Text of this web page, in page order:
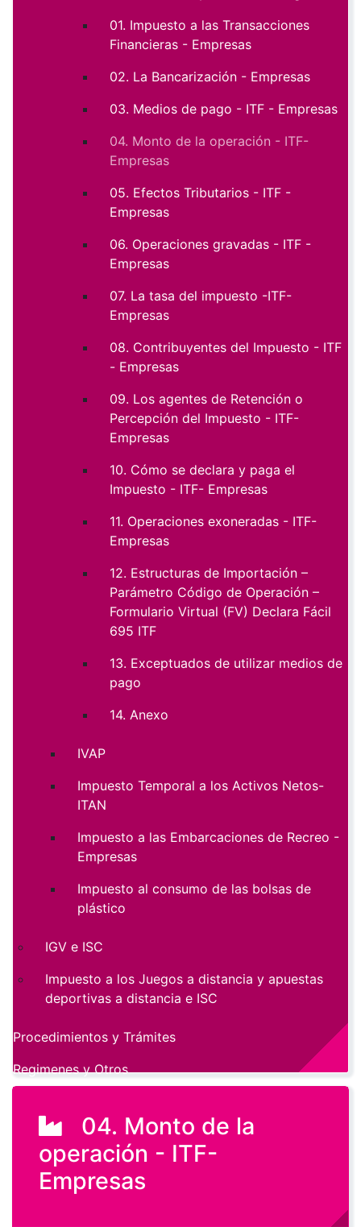
04. Monto de la
operación - ITF-
Empresas
01. Impuesto a las Transacciones
Financieras - Empresas
02. La Bancarización - Empresas
03. Medios de pago - ITF - Empresas
04. Monto de la operación - ITF-
Empresas
05. Efectos Tributarios - ITF -
Empresas
06. Operaciones gravadas - ITF -
Empresas
07. La tasa del impuesto -ITF-
Empresas
08. Contribuyentes del Impuesto - ITF
- Empresas
09. Los agentes de Retención o
Percepción del Impuesto - ITF-
Empresas
10. Cómo se declara y paga el
Impuesto - ITF- Empresas
11. Operaciones exoneradas - ITF-
Empresas
12. Estructuras de Importación –
Parámetro Código de Operación –
Formulario Virtual (FV) Declara Fácil
695 ITF
13. Exceptuados de utilizar medios de
pago
14. Anexo
IVAP
Impuesto Temporal a los Activos Netos-
ITAN
Impuesto a las Embarcaciones de Recreo -
Empresas
Impuesto al consumo de las bolsas de
plástico
IGV e ISC
Impuesto a los Juegos a distancia y apuestas
deportivas a distancia e ISC
Procedimientos y Trámites
Regimenes y Otros